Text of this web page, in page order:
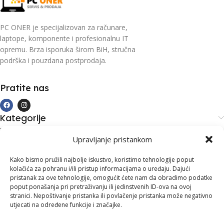
Upravljanje pristankom
Kako bismo pružili najbolje iskustvo, koristimo tehnologije poput
kolačića za pohranu i/ili pristup informacijama o uređaju. Dajući
pristanak za ove tehnologije, omogućit ćete nam da obradimo podatke
poput ponašanja pri pretraživanju ili jedinstvenih ID-ova na ovoj
stranici. Nepoštivanje pristanka ili povlačenje pristanka može negativno
utjecati na određene funkcije i značajke.
PC ONER je specijalizovan za računare,
laptope, komponente i profesionalnu IT
opremu. Brza isporuka širom BiH, stručna
podrška i pouzdana postprodaja.
Pratite nas
Kategorije
Kupovina i podrška
Kontakt informacije
Branilaca Bosne, 75 300 Lukavac
+387 35 555 999
info@pconer.ba